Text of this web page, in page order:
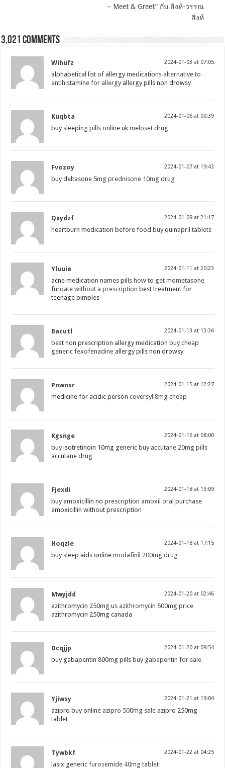
– Meet & Greet” กับ สิงห์-วรรณ
สิงห์
3,021 comments
Wihufz 2024-01-03 at 07:05
alphabetical list of allergy medications alternative to
antihistamine for allergy allergy pills non drowsy
Kuqbta 2024-01-06 at 00:39
buy sleeping pills online ukmeloset drug
Fvozoy 2024-01-07 at 19:43
buy deltasone 5mgprednisone 10mg drug
Qxydzf 2024-01-09 at 21:17
heartburn medication before food buy quinapril tablets
Yluuie 2024-01-11 at 20:23
acne medication names pills how to get mometasone
furoate without a prescription best treatment for
teenage pimples
Bacutl 2024-01-13 at 13:36
best non prescription allergy medication buy cheap
generic fexofenadine allergy pills non drowsy
Pnwnsr 2024-01-15 at 12:27
medicine for acidic personcoversyl 8mg cheap
Kgsnge 2024-01-16 at 08:00
buy isotretinoin 10mg generic buy accutane 20mg pills
accutane drug
Fjexdi 2024-01-18 at 13:09
buy amoxicillin no prescription amoxil oral purchase
amoxicillin without prescription
Hoqzle 2024-01-18 at 17:15
buy sleep aids onlinemodafinil 200mg drug
Mwyjdd 2024-01-20 at 02:46
azithromycin 250mg us azithromycin 500mg price
azithromycin 250mg canada
Dcqjjp 2024-01-20 at 09:54
buy gabapentin 800mg pills buy gabapentin for sale
Yjiwsy 2024-01-21 at 19:04
azipro buy online azipro 500mg sale azipro 250mg
tablet
Tywbkf 2024-01-22 at 04:25
lasix genericfurosemide 40mg tablet